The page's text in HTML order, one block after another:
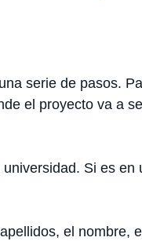
serie de pasos.
el proyecto va a
Si es
el nombre,